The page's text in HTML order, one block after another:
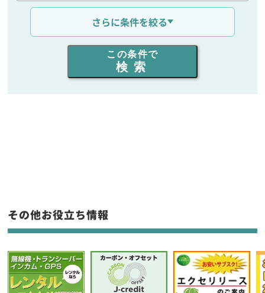
通信距離を選ぶ
出力を選ぶ
同時通話人数を選ぶ
フリーワード入力(製品名等)
選択条件をリセット
さらに条件を絞る
この条件で
検索
その他お役立ち情報